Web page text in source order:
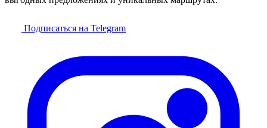
Подписаться на Telegram